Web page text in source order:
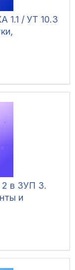
1.1 / УТ 10.3
2 в ЗУП 3.
и